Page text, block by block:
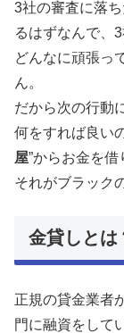
3社の審査に落ち
るはずなんで、
どんなに頑張っ
ん。
だから次の行動
何をすれば良い
屋”からお金を借
それがブラック
金貸しとは
正規の貸金業者
門に融資をして